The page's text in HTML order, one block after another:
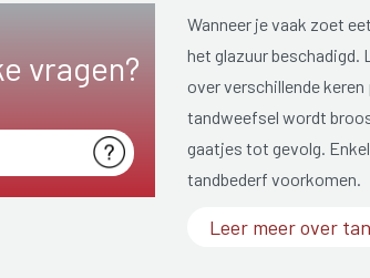
vragen?
Wanneer je vaak zoet
het glazuur beschadigd.
over verschillende
tandweefsel wordt
gaatjes tot gevolg.
tandbederf voorkomen.
Leer meer over